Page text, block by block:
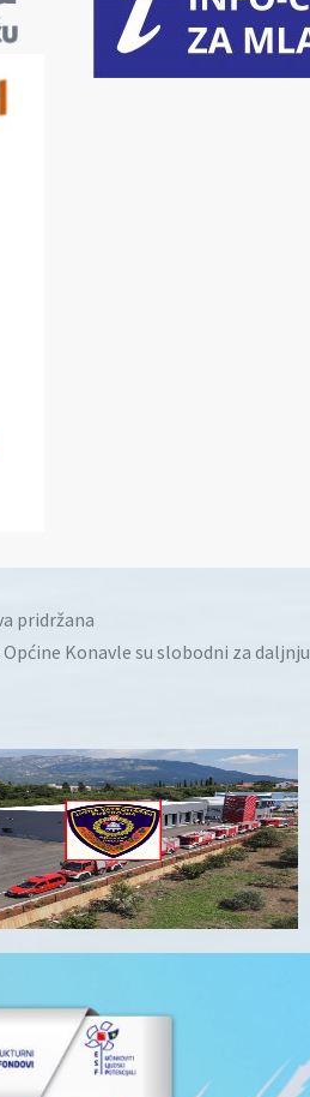
pridržana
Konavle su slobodni za daljnju